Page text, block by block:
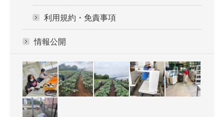
利用規約・免責事項
情報公開